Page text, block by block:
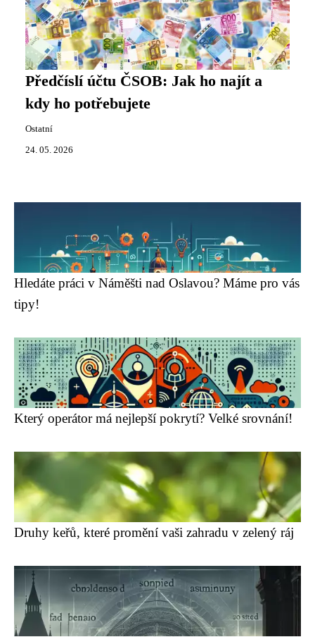
Předčíslí účtu ČSOB: Jak ho najít a
kdy ho potřebujete
Ostatní
24. 05. 2026
Hledáte práci v Náměšti nad Oslavou? Máme pro vás
tipy!
Který operátor má nejlepší pokrytí? Velké srovnání!
Druhy keřů, které promění vaši zahradu v zelený ráj